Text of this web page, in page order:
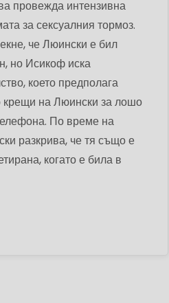
провежда интензивна
за сексуалния тормоз.
че Люински е бил
но Исикоф иска
което предполага
на Люински за лошо
По време на
разкрива, че тя също е
когато е била в